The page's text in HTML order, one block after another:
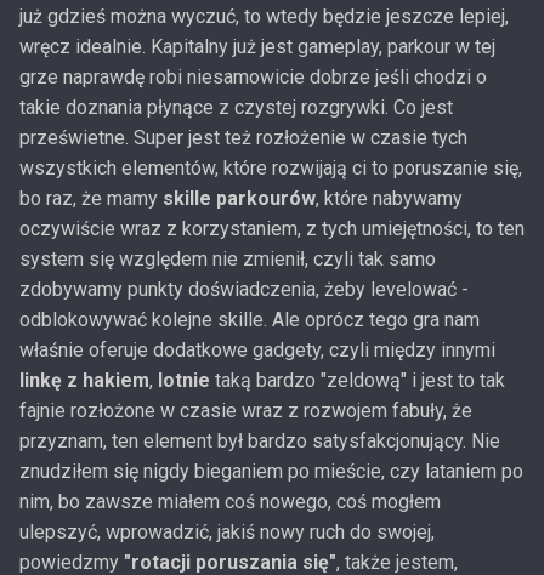
już gdzieś można wyczuć, to wtedy będzie jeszcze lepiej,
wręcz idealnie. Kapitalny już jest gameplay, parkour w tej
grze naprawdę robi niesamowicie dobrze jeśli chodzi o
takie doznania płynące z czystej rozgrywki. Co jest
prześwietne. Super jest też rozłożenie w czasie tych
wszystkich elementów, które rozwijają ci to poruszanie się,
bo raz, że mamy skille parkourów, które nabywamy
oczywiście wraz z korzystaniem, z tych umiejętności, to ten
system się względem nie zmienił, czyli tak samo
zdobywamy punkty doświadczenia, żeby levelować -
odblokowywać kolejne skille. Ale oprócz tego gra nam
właśnie oferuje dodatkowe gadgety, czyli między innymi
linkę z hakiem, lotnie taką bardzo "zeldową" i jest to tak
fajnie rozłożone w czasie wraz z rozwojem fabuły, że
przyznam, ten element był bardzo satysfakcjonujący. Nie
znudziłem się nigdy bieganiem po mieście, czy lataniem po
nim, bo zawsze miałem coś nowego, coś mogłem
ulepszyć, wprowadzić, jakiś nowy ruch do swojej,
powiedzmy "rotacji poruszania się", także jestem,